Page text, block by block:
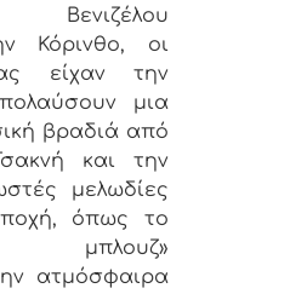
Βενιζέλου
Κόρινθο, οι
είχαν την
μια
βραδιά από
και την
μελωδίες
όπως το
μπλουζ»
ατμόσφαιρα